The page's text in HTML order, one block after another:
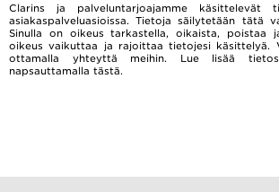
Clarins ja palveluntarjoajamme käsittelevät
asiakaspalveluasioissa. Tietoja säilytetään tätä
Sinulla on oikeus tarkastella, oikaista, poistaa
oikeus vaikuttaa ja rajoittaa tietojesi käsittelyä.
ottamalla yhteyttä meihin. Lue lisää
napsauttamalla tästä.